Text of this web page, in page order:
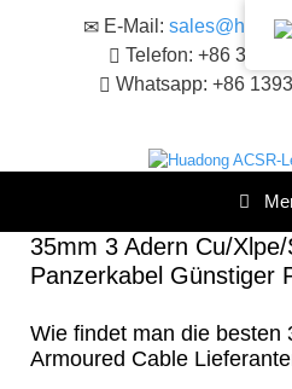
E-Mail:
Telefon: +86 371-
Whatsapp: +86
35mm 3 Adern Cu/
Panzerkabel Günstiger
Wie findet man die besten
Armoured Cable